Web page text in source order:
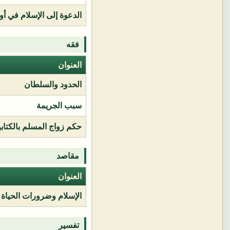
الدعوة إلى الإسلام في
فقه
العنوان
الحدود والسلطان
سبب الجريمة
حكم زواج المسلم
مقاصد
العنوان
الإسلام وضرورات الحياة
تفسير